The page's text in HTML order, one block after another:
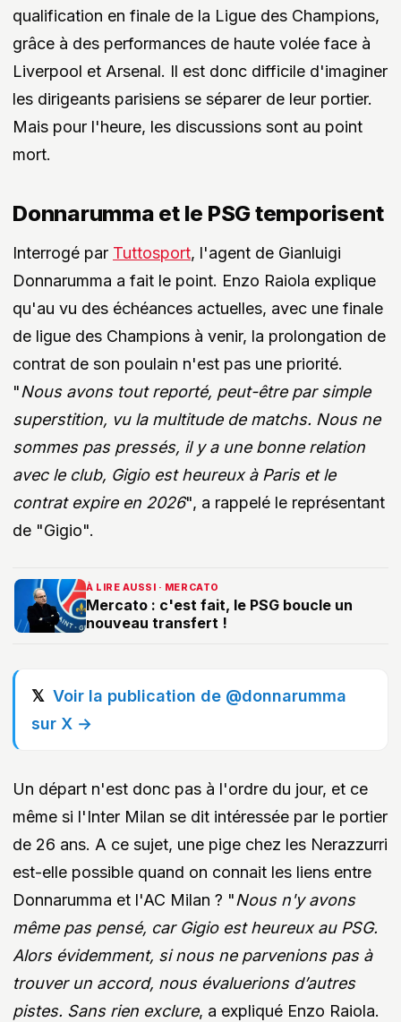
qualification en finale de la Ligue des Champions,
grâce à des performances de haute volée face à
Liverpool et Arsenal. Il est donc difficile d'imaginer
les dirigeants parisiens se séparer de leur portier.
Mais pour l'heure, les discussions sont au point
mort.
Donnarumma et le PSG temporisent
Interrogé par Tuttosport, l'agent de Gianluigi
Donnarumma a fait le point. Enzo Raiola explique
qu'au vu des échéances actuelles, avec une finale
de ligue des Champions à venir, la prolongation de
contrat de son poulain n'est pas une priorité.
"Nous avons tout reporté, peut-être par simple
superstition, vu la multitude de matchs. Nous ne
sommes pas pressés, il y a une bonne relation
avec le club, Gigio est heureux à Paris et le
contrat expire en 2026", a rappelé le représentant
de "Gigio".
À LIRE AUSSI · MERCATO
Mercato : c'est fait, le PSG boucle un
nouveau transfert !
Voir la publication de @donnarumma
sur X →
Un départ n'est donc pas à l'ordre du jour, et ce
même si l'Inter Milan se dit intéressée par le portier
de 26 ans. A ce sujet, une pige chez les Nerazzurri
est-elle possible quand on connait les liens entre
Donnarumma et l'AC Milan ? "Nous n'y avons
même pas pensé, car Gigio est heureux au PSG.
Alors évidemment, si nous ne parvenions pas à
trouver un accord, nous évaluerions d’autres
pistes. Sans rien exclure, a expliqué Enzo Raiola.